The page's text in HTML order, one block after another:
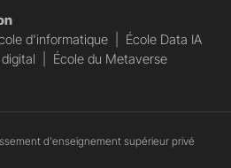
d'informatique
École Data IA
École du Metaverse
d'enseignement supérieur privé